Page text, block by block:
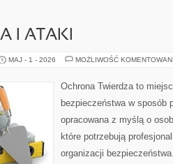
I ATAKI
MAJ - 1 - 2026 MOŻLIWOŚĆ
Ochrona Twierdza to
bezpieczeństwa w sposób
opracowana z myślą o
które potrzebują
organizacji